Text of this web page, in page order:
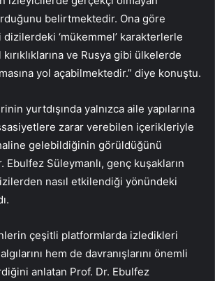
belirtmektedir. Ona göre
dizilerdeki ‘mükemmel’ karakterlerle
kırıklıklarına ve Rusya gibi ülkelerde
yol açabilmektedir.” diye konuştu.
yurtdışında yalnızca aile yapılarına
zarar verebilen içerikleriyle
gelebildiğinin görüldüğünü
Ebulfez Süleymanlı, genç kuşakların
nasıl etkilendiği yönündeki
çeşitli platformlarda izledikleri
hem de davranışlarını önemli
anlatan Prof. Dr. Ebulfez